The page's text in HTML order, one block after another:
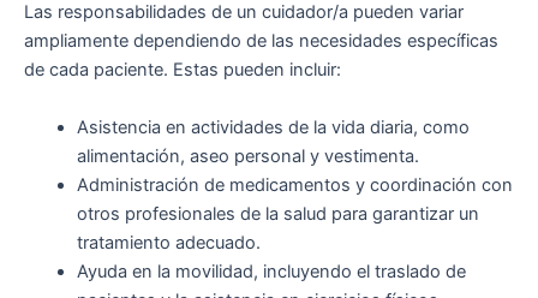
Las responsabilidades de un cuidador/a pueden variar
ampliamente dependiendo de las necesidades específicas
de cada paciente. Estas pueden incluir:
Asistencia en actividades de la vida diaria, como
alimentación, aseo personal y vestimenta.
Administración de medicamentos y coordinación con
otros profesionales de la salud para garantizar un
tratamiento adecuado.
Ayuda en la movilidad, incluyendo el traslado de